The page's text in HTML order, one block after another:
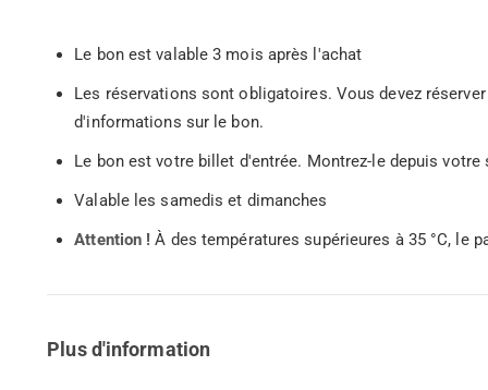
Le bon est valable 3 mois après l'achat
Les réservations sont obligatoires. Vous devez
d'informations sur le bon.
Le bon est votre billet d'entrée. Montrez-le depuis
Valable les samedis et dimanches
Attention !À des températures supérieures à 35 °C, le
Plus d'information